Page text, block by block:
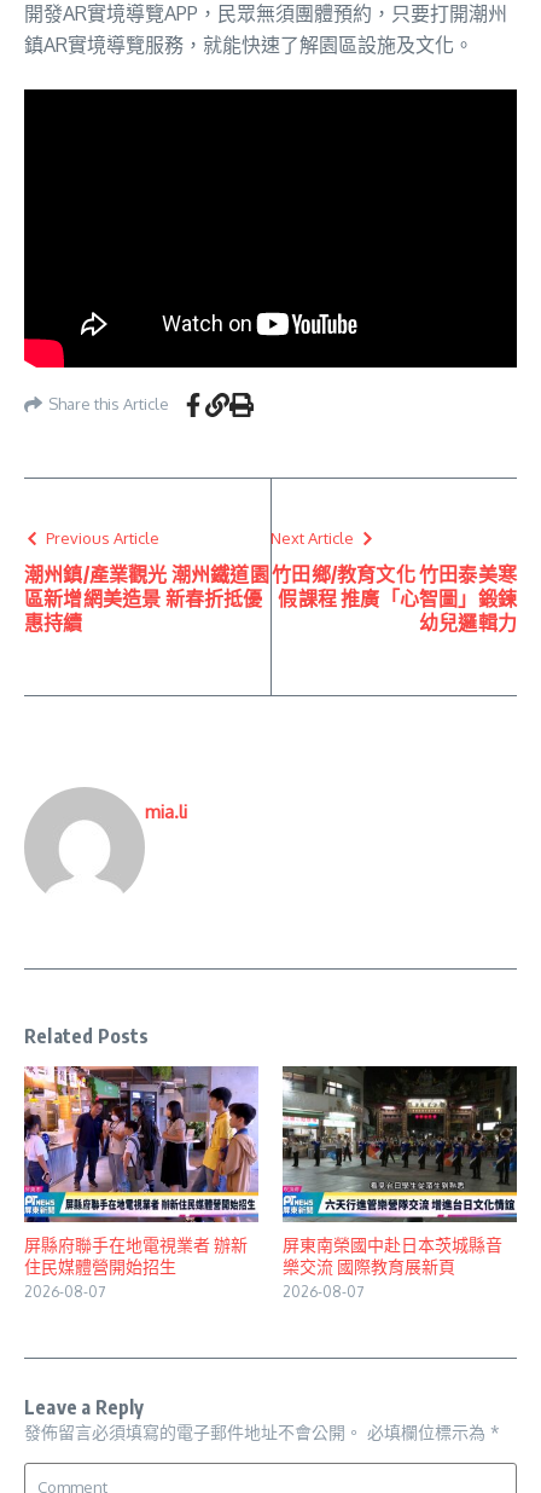
開發AR實境導覽APP，民眾無須團體預約，只要打開潮州
鎮AR實境導覽服務，就能快速了解園區設施及文化。
Share this Article
Previous Article
潮州鎮/產業觀光 潮州鐵道園
區新增網美造景 新春折抵優
惠持續
Next Article
竹田鄉/教育文化 竹田泰美寒
假課程 推廣「心智圖」鍛鍊
幼兒邏輯力
mia.li
Related Posts
屏縣府聯手在地電視業者 辦新
住民媒體營開始招生
2026-08-07
屏東南榮國中赴日本茨城縣音
樂交流 國際教育展新頁
2026-08-07
Leave a Reply
發佈留言必須填寫的電子郵件地址不會公開。 必填欄位標示為 *